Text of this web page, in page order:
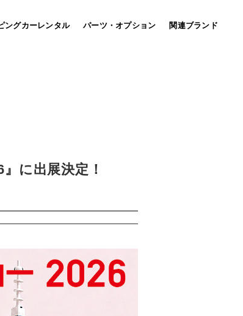
ングカーレンタル パーツ・オプション 関連ブランド
国土強靭化の推進へ！平時活用、有事機能発揮を形にし
に出展決定！